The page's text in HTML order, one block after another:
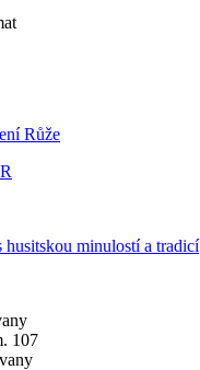
Růže
husitskou minulostí a tradicí
107